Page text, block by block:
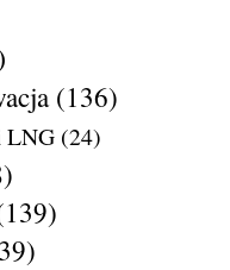
(136)
LNG (24)